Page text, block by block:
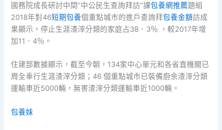
國務院成長研討中間“中公民生查詢拜訪”課包養網推薦題組
2018年對46短期包養個重點城市的進戶查詢拜包養金額訪成
果顯示，停止生涯渣滓分類的家庭占38．3％ ，較2017年增
加11．4％。
住建部數據顯示，截至今朝，134家中心單元和各省直機關已
周全奉行生涯渣滓分類；46 個重點城市已裝備廚余渣滓分類
運輸車近5000輛，無害渣滓分類運輸車近1000輛。
包養妹